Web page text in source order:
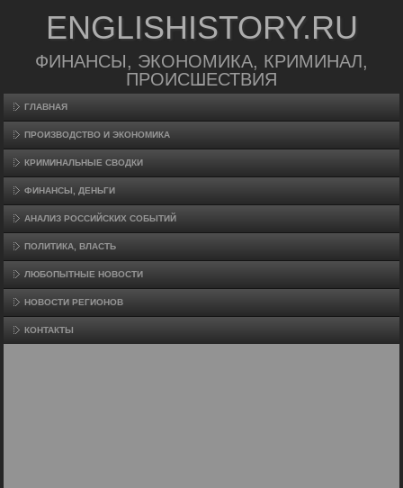
ENGLISHISTORY.RU
ФИНАНСЫ, ЭКОНОМИКА, КРИМИНАЛ,
ПРОИСШЕСТВИЯ
ГЛАВНАЯ
ПРОИЗВΟДСТВО И ЭКОНОМИКА
КРИМИНАЛЬНЫЕ СВОДКИ
ФИНАНСЫ, ДЕНЬГИ
АНАЛИЗ РОССИЙСКИХ СОБЫТИЙ
ПОЛИТИКА, ВЛАСТЬ
ЛЮБОПЫТНЫЕ НОВОСТИ
НОВОСТИ РЕГИОНОВ
КОНТАКТЫ